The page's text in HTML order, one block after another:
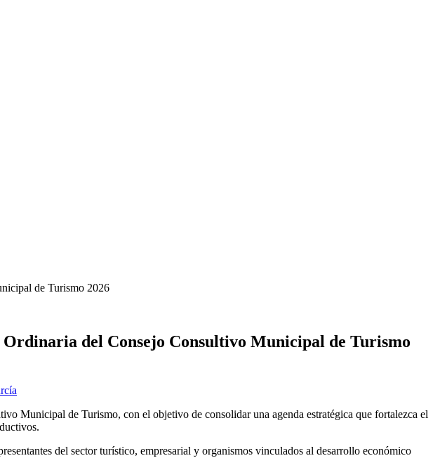
de Turismo 2026
del Consejo Consultivo Municipal de Turismo
Municipal de Turismo, con el objetivo de consolidar una agenda estratégica que fortalezca el
del sector turístico, empresarial y organismos vinculados al desarrollo económico